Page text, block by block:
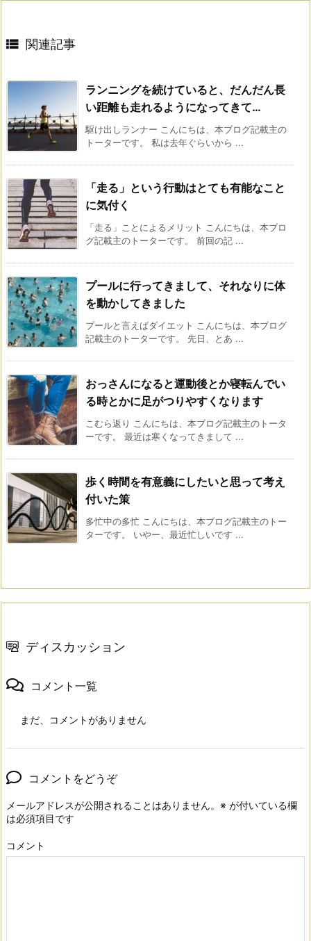
 関連記事
ランニングを続けていると、だんだん長
い距離も走れるようになってきて…
駆け出しランナー こんにちは、本ブログ記載主の
トーターです。 私は去年ぐらいから ...
「走る」という行動はとても有能なこと
に気付く
「走る」ことによるメリット こんにちは、本ブロ
グ記載主のトーターです。 前回の記 ...
プールに行ってきまして、それなりに体
を動かしてきました
プールと言えばダイエット こんにちは、本ブログ
記載主のトーターです。 先日、とあ ...
おっさんになると運動後とか寝転んでい
る時とかに足がつりやすくなります
こむら返り こんにちは、本ブログ記載主のトータ
ーです。 最近は寒くなってきまして ...
歩く時間を有意義にしたいと思って考え
付いた策
多忙中の多忙 こんにちは、本ブログ記載主のトー
ターです。 いやー、最近忙しいです ...
ディスカッション
コメント一覧
まだ、コメントがありません
コメントをどうぞ
メールアドレスが公開されることはありません。 ※ が付いている欄
は必須項目です
コメント